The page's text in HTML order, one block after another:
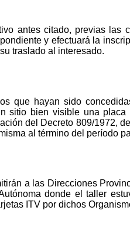
antes citado, previas las
y efectuará la
traslado al interesado.
que hayan sido
sitio bien visible una
del Decreto 809/1972,
al término del período
a las Direcciones
donde el taller
ITV por dichos